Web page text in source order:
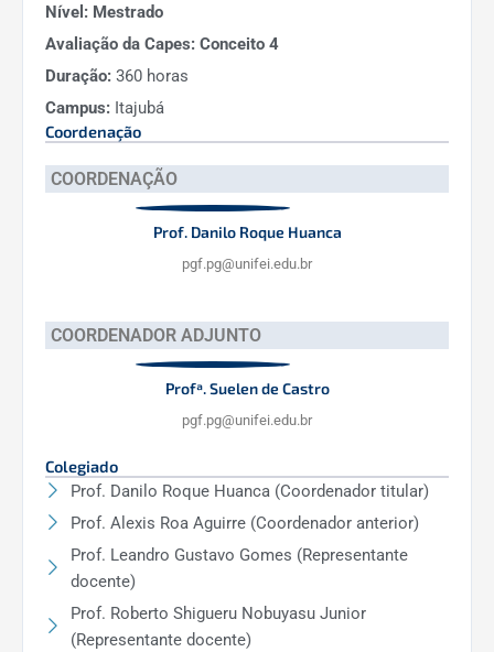
Nível: Mestrado
Avaliação da Capes: Conceito 4
Duração: 360 horas
Campus: Itajubá
Coordenação
COORDENAÇÃO
Prof. Danilo Roque Huanca
pgf.pg@unifei.edu.br
COORDENADOR ADJUNTO
Profª. Suelen de Castro
pgf.pg@unifei.edu.br
Colegiado
Prof. Danilo Roque Huanca (Coordenador titular)
Prof. Alexis Roa Aguirre (Coordenador anterior)
Prof. Leandro Gustavo Gomes (Representante
docente)
Prof. Roberto Shigueru Nobuyasu Junior
(Representante docente)